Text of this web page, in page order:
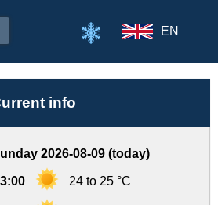
EN
info
2026-08-09 (today)
24 to 25 °C